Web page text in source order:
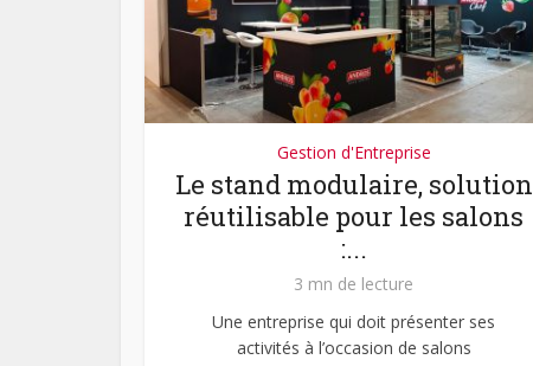
Gestion d'Entreprise
Le stand modulaire, solution
réutilisable pour les salons
:...
3 mn de lecture
Une entreprise qui doit présenter ses
activités à l’occasion de salons